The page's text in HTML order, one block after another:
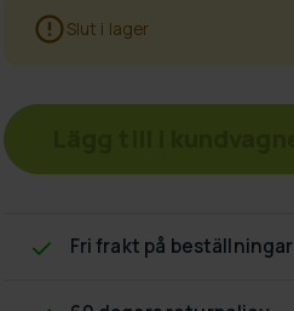
Slut i lager
Fri frakt på